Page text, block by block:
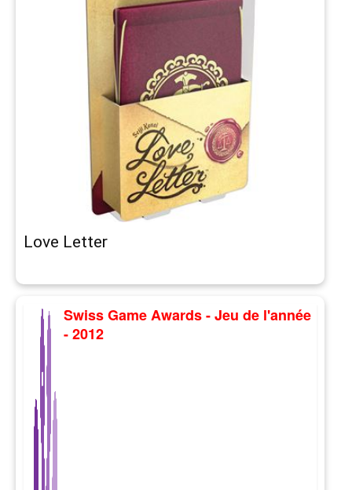
Love Letter
Swiss Game Awards - Jeu de l'année
- 2012